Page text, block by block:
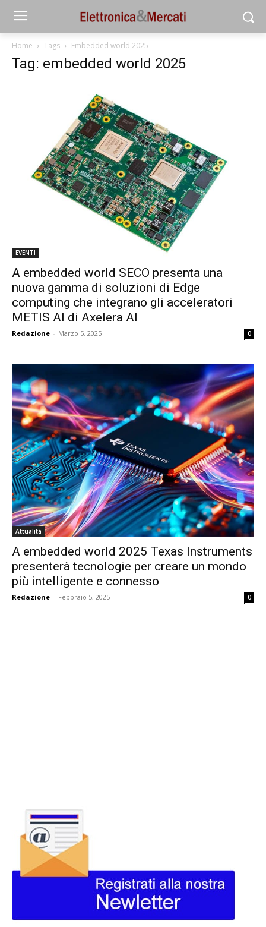
Home Tags Embedded world 2025
Tag: embedded world 2025
EVENTI
A embedded world SECO presenta una
nuova gamma di soluzioni di Edge
computing che integrano gli acceleratori
METIS AI di Axelera AI
Redazione - Marzo 5, 2025 0
Attualità
A embedded world 2025 Texas Instruments
presenterà tecnologie per creare un mondo
più intelligente e connesso
Redazione - Febbraio 5, 2025 0